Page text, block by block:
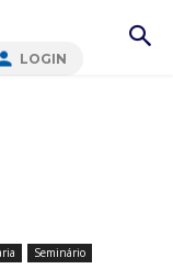
LOGIN
Seminário